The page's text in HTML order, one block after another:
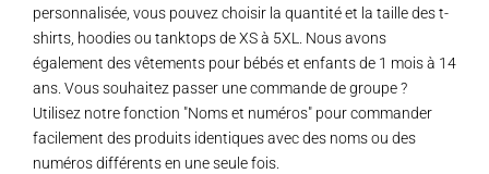
personnalisée, vous pouvez choisir la quantité et la taille des t-
shirts, hoodies ou tanktops de XS à 5XL. Nous avons
également des vêtements pour bébés et enfants de 1 mois à 14
ans. Vous souhaitez passer une commande de groupe ?
Utilisez notre fonction "Noms et numéros" pour commander
facilement des produits identiques avec des noms ou des
numéros différents en une seule fois.